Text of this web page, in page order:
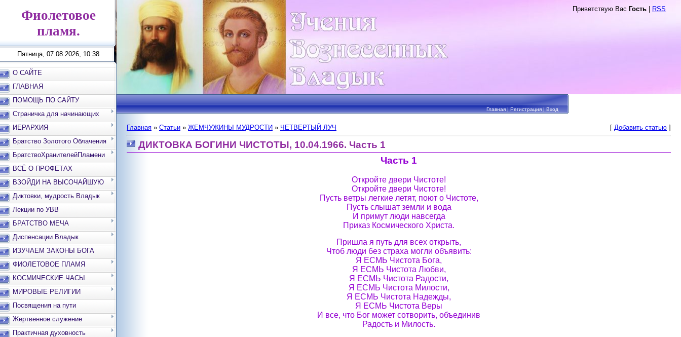
Фиолетовое
пламя.
Пятница, 07.08.2026, 10:38
О САЙТЕ
ГЛАВНАЯ
ПОМОЩЬ ПО САЙТУ
Страничка для начинающих
ИЕРАРХИЯ
Братство Золотого Облачения
БратствоХранителейПламени
ВСЁ О ПРОФЕТАХ
ВЗОЙДИ НА ВЫСОЧАЙШУЮ
ВЕРШИНУ
Диктовки, мудрость Владык
Лекции по УВВ
БРАТСТВО МЕЧА
Диспенсации Владык
ИЗУЧАЕМ ЗАКОНЫ БОГА
ФИОЛЕТОВОЕ ПЛАМЯ
КОСМИЧЕСКИЕ ЧАСЫ
МИРОВЫЕ РЕЛИГИИ
Посвящения на пути
Жертвенное служение
Практичная духовность
Приветствую Вас Гость RSS
Главная|Регистрация|Вход
Главная » Статьи » ЖЕМЧУЖИНЫ МУДРОСТИ » ЧЕТВЕРТЫЙ ЛУЧ [ Добавить статью ]
ДИКТОВКА БОГИНИ ЧИСТОТЫ, 10.04.1966. Часть 1
Часть 1
Откройте двери Чистоте!
Откройте двери Чистоте!
Пусть ветры легкие летят, поют о Чистоте,
Пусть слышат земли и вода
И примут люди навсегда
Приказ Космического Христа.
Пришла я путь для всех открыть,
Чтоб люди без страха могли объявить:
Я ЕСМЬ Чистота Бога,
Я ЕСМЬ Чистота Любви,
Я ЕСМЬ Чистота Радости,
Я ЕСМЬ Чистота Милости,
Я ЕСМЬ Чистота Надежды,
Я ЕСМЬ Чистота Веры
И все, что Бог может сотворить, объединив
Радость и Милость.